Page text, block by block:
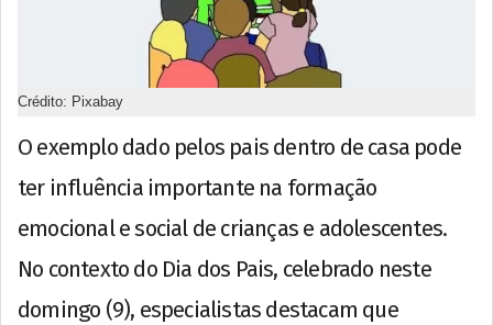
Crédito: Pixabay
O exemplo dado pelos pais dentro de casa pode
ter influência importante na formação
emocional e social de crianças e adolescentes.
No contexto do Dia dos Pais, celebrado neste
domingo (9), especialistas destacam que